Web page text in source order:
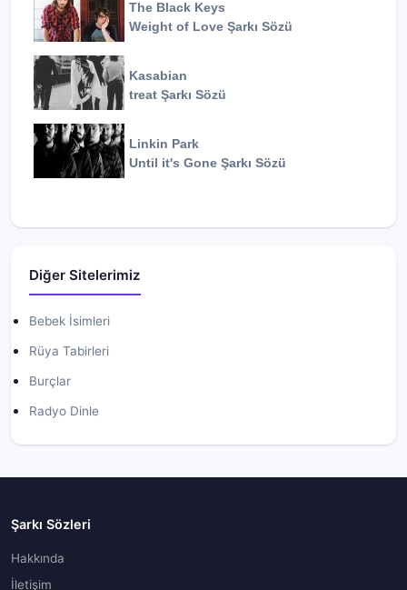
The Black Keys
Weight of Love Şarkı Sözü
Kasabian
treat Şarkı Sözü
Linkin Park
Until it's Gone Şarkı Sözü
Diğer Sitelerimiz
Bebek İsimleri
Rüya Tabirleri
Burçlar
Radyo Dinle
Şarkı Sözleri
Hakkında
İletişim